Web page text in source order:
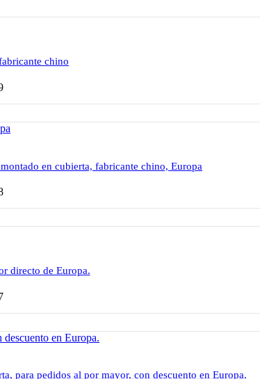
chino
en cubierta, fabricante chino, Europa
directo de Europa.
para pedidos al por mayor, con descuento en Europa.